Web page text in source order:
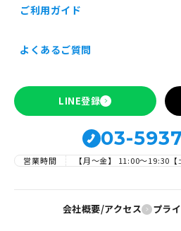
ご利用ガイド
SIMロックの解除について
よくあるご質問
LINE登録
03-
営業時間 【月～金】 11:00〜19:30
会社概要/アクセス プラ